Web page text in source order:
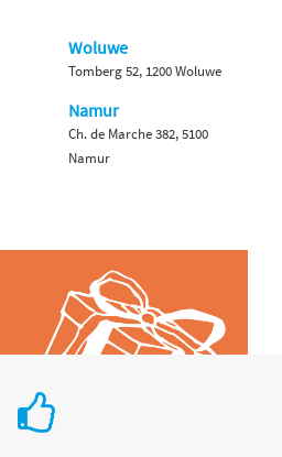
Woluwe
Tomberg 52, 1200 Woluwe
Namur
Ch. de Marche 382, 5100
Namur